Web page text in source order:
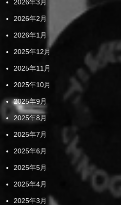
2026年3月
2026年2月
2026年1月
2025年12月
2025年11月
2025年10月
2025年9月
2025年8月
2025年7月
2025年6月
2025年5月
2025年4月
2025年3月